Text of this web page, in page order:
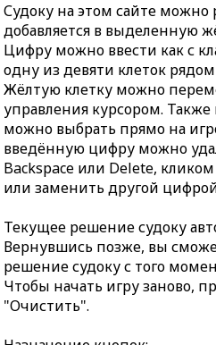
Судоку на этом сайте
добавляется в выделенную
Цифру можно ввести как с
одну из девяти клеток
Жёлтую клетку можно
управления курсором.
можно выбрать прямо на
введённую цифру можно
Backspace или Delete,
или заменить другой
Текущее решение судоку
Вернувшись позже, вы
решение судоку с того
Чтобы начать игру заново,
"Очистить".